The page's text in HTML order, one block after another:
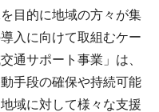
目的に地域の方々が集
入に向けて取組むケー
通サポート事業」は、
手段の確保や持続可能
域に対して様々な支援